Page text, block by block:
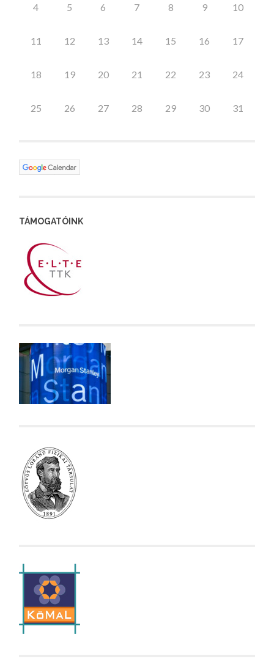
4 5 6 7 8 9 10
11 12 13 14 15 16 17
18 19 20 21 22 23 24
25 26 27 28 29 30 31
TÁMOGATÓINK